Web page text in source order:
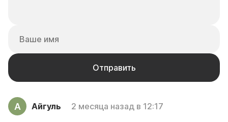
Айгуль 2 месяца назад в 12:17